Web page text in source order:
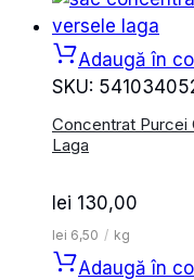
Adaugă în
SKU:
Concentrat
Laga
lei 130,00
lei 6,50 / kg
Adaugă în